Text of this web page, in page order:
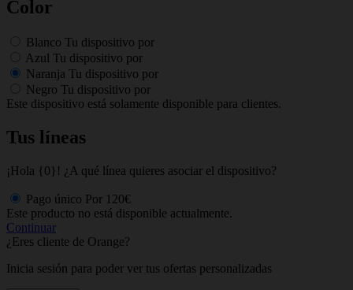
Color
Blanco Tu dispositivo por
Azul Tu dispositivo por
Naranja Tu dispositivo por
Negro Tu dispositivo por
Este dispositivo está solamente disponible para clientes.
Tus líneas
¡Hola {0}! ¿A qué línea quieres asociar el dispositivo?
Pago único Por 120€
Este producto no está disponible actualmente.
Continuar
¿Eres cliente de Orange?
Inicia sesión para poder ver tus ofertas personalizadas